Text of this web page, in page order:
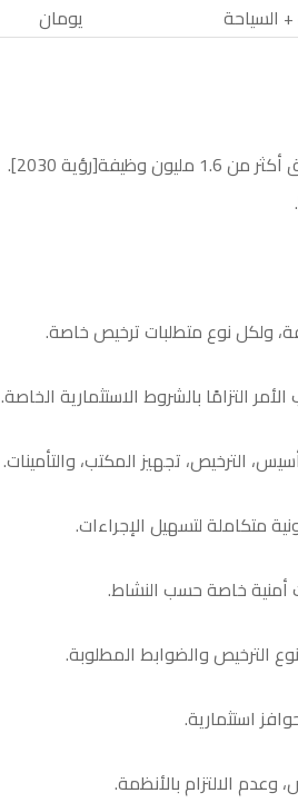
+ السياحة يومان
ولكل نوع متطلبات ترخيص خاصة.
التزامًا بالشروط الاستثمارية الخاصة.
الترخيص، تجهيز المكتب، والتأمينات.
متكاملة لتسهيل الإجراءات.
أمنية خاصة حسب النشاط.
الترخيص والضوابط المطلوبة.
استثمارية.
الالتزام بالأنظمة.